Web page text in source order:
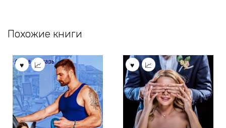
Похожие книги